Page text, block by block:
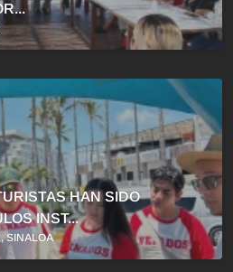
HAN SIDO
INST...
SINALOA